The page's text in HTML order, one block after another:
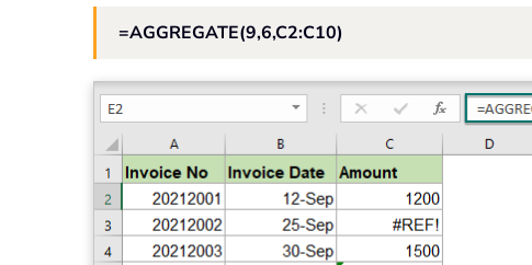
=AGGREGATE(9,6,C2:C10)